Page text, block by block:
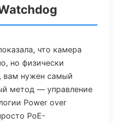
что камера
но физически
вам нужен самый
метод — управление
Power over
PoE-